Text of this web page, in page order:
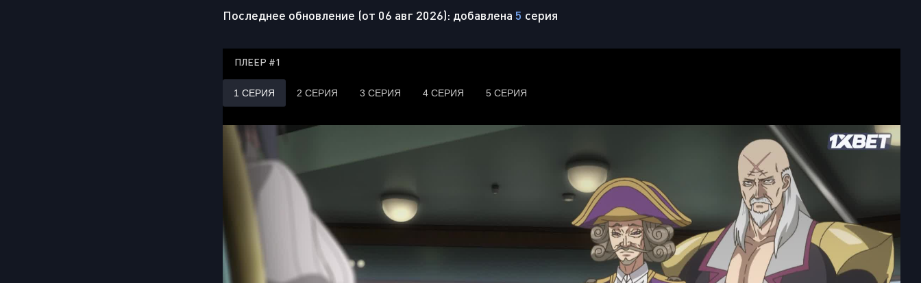
Последнее обновление (от 06 авг 2026): добавлена 5 серия
ПЛЕЕР #1